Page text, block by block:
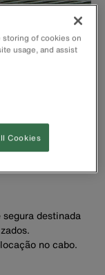
destinada
no cabo.
storing of cookies on
usage, and assist
Cookies